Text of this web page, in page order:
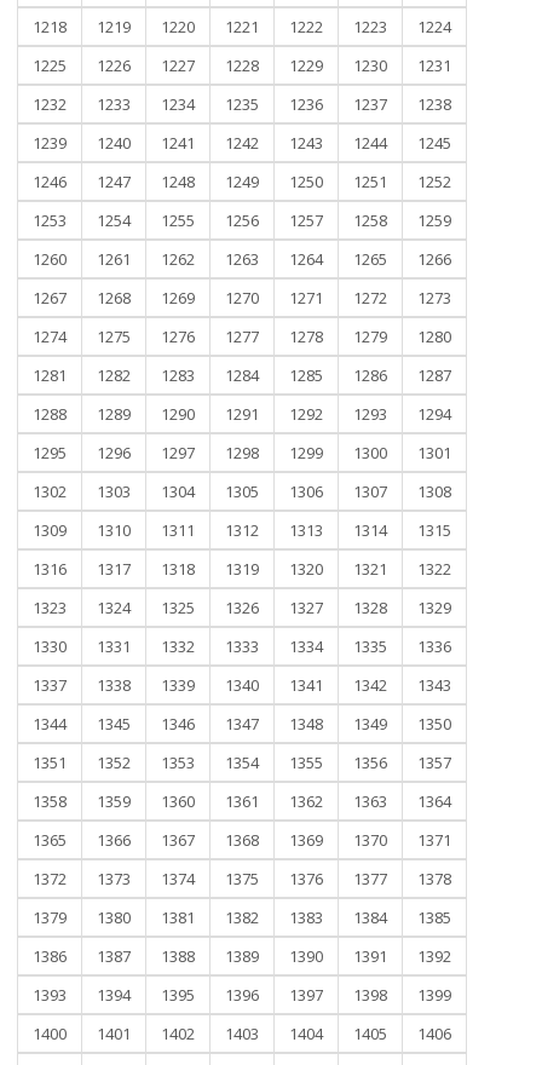
1218
1219 1220 1221 1222 1223
1224
1225
1226 1227 1228 1229 1230
1231
1232
1233 1234 1235 1236 1237
1238
1239
1240 1241 1242 1243 1244
1245
1246
1247 1248 1249 1250 1251
1252
1253
1254 1255 1256 1257 1258
1259
1260
1261 1262 1263 1264 1265
1266
1267
1268 1269 1270 1271 1272
1273
1274
1275 1276 1277 1278 1279
1280
1281
1282 1283 1284 1285 1286
1287
1288
1289 1290 1291 1292 1293
1294
1295
1296 1297 1298 1299 1300
1301
1302
1303 1304 1305 1306 1307
1308
1309
1310 1311 1312 1313 1314
1315
1316
1317 1318 1319 1320 1321
1322
1323
1324 1325 1326 1327 1328
1329
1330
1331 1332 1333 1334 1335
1336
1337
1338 1339 1340 1341 1342
1343
1344
1345 1346 1347 1348 1349
1350
1351
1352 1353 1354 1355 1356
1357
1358
1359 1360 1361 1362 1363
1364
1365
1366 1367 1368 1369 1370
1371
1372
1373 1374 1375 1376 1377
1378
1379
1380 1381 1382 1383 1384
1385
1386
1387 1388 1389 1390 1391
1392
1393
1394 1395 1396 1397 1398
1399
1400
1401 1402 1403 1404 1405
1406